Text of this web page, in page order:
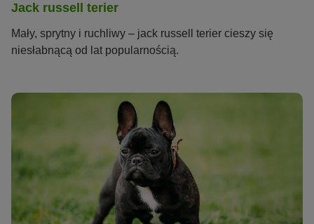
Jack russell terier
Mały, sprytny i ruchliwy – jack russell terier cieszy się
niesłabnącą od lat popularnością.